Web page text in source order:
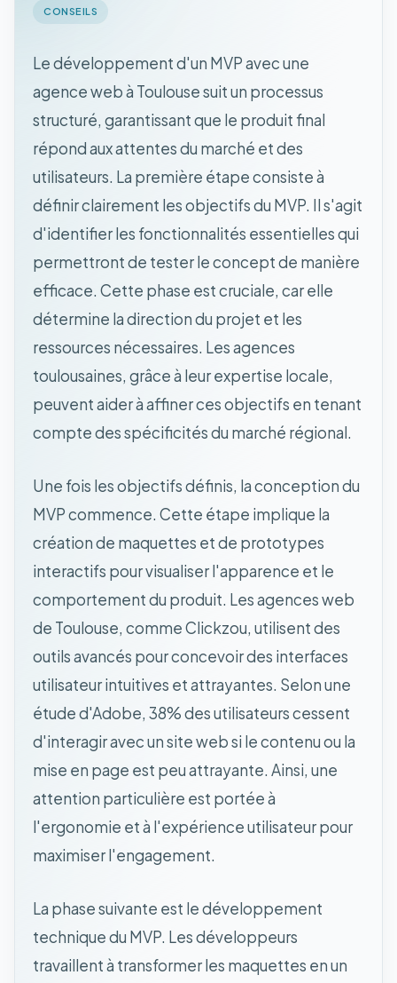
CONSEILS
Le développement d'un MVP avec une
agence web à Toulouse suit un processus
structuré, garantissant que le produit final
répond aux attentes du marché et des
utilisateurs. La première étape consiste à
définir clairement les objectifs du MVP. Il s'agit
d'identifier les fonctionnalités essentielles qui
permettront de tester le concept de manière
efficace. Cette phase est cruciale, car elle
détermine la direction du projet et les
ressources nécessaires. Les agences
toulousaines, grâce à leur expertise locale,
peuvent aider à affiner ces objectifs en tenant
compte des spécificités du marché régional.
Une fois les objectifs définis, la conception du
MVP commence. Cette étape implique la
création de maquettes et de prototypes
interactifs pour visualiser l'apparence et le
comportement du produit. Les agences web
de Toulouse, comme Clickzou, utilisent des
outils avancés pour concevoir des interfaces
utilisateur intuitives et attrayantes. Selon une
étude d'Adobe, 38% des utilisateurs cessent
d'interagir avec un site web si le contenu ou la
mise en page est peu attrayante. Ainsi, une
attention particulière est portée à
l'ergonomie et à l'expérience utilisateur pour
maximiser l'engagement.
La phase suivante est le développement
technique du MVP. Les développeurs
travaillent à transformer les maquettes en un